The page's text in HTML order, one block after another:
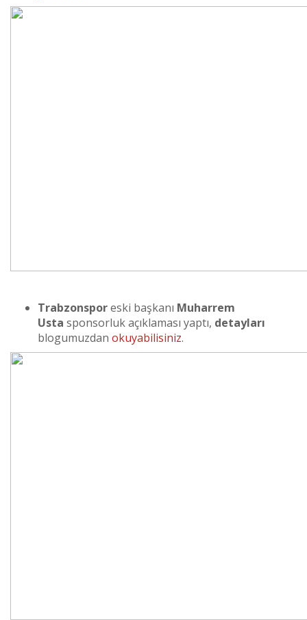
Trabzonsporeski başkanı Muharrem
Usta sponsorluk açıklaması yaptı, detayları
blogumuzdan okuyabilisiniz.